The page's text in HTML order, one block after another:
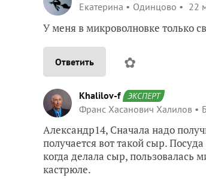
Екатерина
Одинцово 22
У меня в микроволновке только
Ответить ✿
Khalilov-f ЭКСПЕРТ
Франс Хасанович Халилов
Александр14, Сначала надо
получается вот такой сыр.
когда делала сыр, пользовалась
кастрюле.